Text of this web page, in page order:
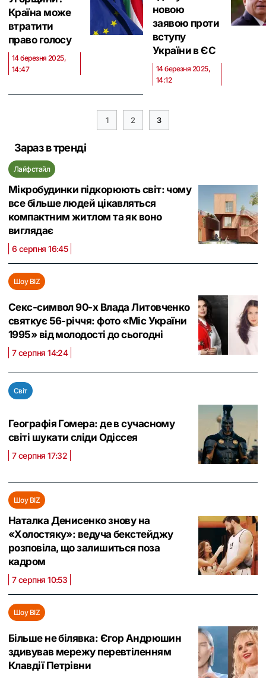
Країна може
втратити
право голосу
14 березня 2025,
14:47
новою
заявою проти
вступу
України в ЄС
14 березня 2025,
14:12
1 2 3
Зараз в тренді
Лайфстайл
Мікробудинки підкорюють світ: чому
все більше людей цікавляться
компактним житлом та як воно
виглядає
6 серпня 16:45
Шоу BIZ
Секс-символ 90-х Влада Литовченко
святкує 56-річчя: фото «Міс України
1995» від молодості до сьогодні
7 серпня 14:24
Світ
Географія Гомера: де в сучасному
світі шукати сліди Одіссея
7 серпня 17:32
Шоу BIZ
Наталка Денисенко знову на
«Холостяку»: ведуча бекстейджу
розповіла, що залишиться поза
кадром
7 серпня 10:53
Шоу BIZ
Більше не білявка: Єгор Андрюшин
здивував мережу перевтіленням
Клавдії Петрівни